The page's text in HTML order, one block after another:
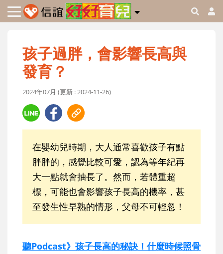
孩子過胖，會影響長高與
發育？
2024年07月 (更新 : 2024-11-26)
在嬰幼兒時期，大人通常喜歡孩子有點
胖胖的，感覺比較可愛，認為等年紀再
大一點就會抽長了。然而，若體重超
標，可能也會影響孩子長高的機率，甚
至發生性早熟的情形，父母不可輕忽！
聽Podcast》孩子長高的秘訣！什麼時候照骨